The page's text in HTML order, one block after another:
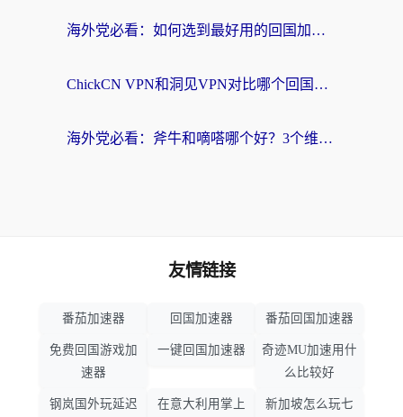
海外党必看：如何选到最好用的回国加速器？从节点到售后的全维度指南
ChickCN VPN和洞见VPN对比哪个回国效果更好？海外党亲测3款加速器+避坑指南
海外党必看：斧牛和嘀嗒哪个好？3个维度教你选对回国加速器
友情链接
番茄加速器 回国加速器 番茄回国加速器
免费回国游戏加
速器
一键回国加速器
奇迹MU加速用什
么比较好
钢岚国外玩延迟 在意大利用掌上 新加坡怎么玩七